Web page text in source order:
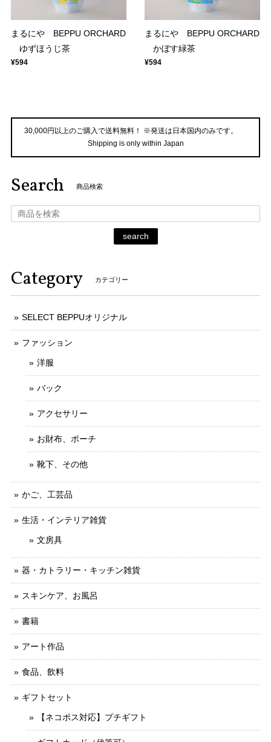
まるにや BEPPU ORCHARD
ゆずほうじ茶
¥594
まるにや BEPPU ORCHARD
かぼす緑茶
¥594
30,000円以上のご購入で送料無料！ ※発送は日本国内のみです。
Shipping is only within Japan
Search 商品検索
search
Category カテゴリー
SELECT BEPPUオリジナル
ファッション
洋服
バック
アクセサリー
お財布、ポーチ
靴下、その他
かご、工芸品
生活・インテリア雑貨
文房具
器・カトラリー・キッチン雑貨
スキンケア、お風呂
書籍
アート作品
食品、飲料
ギフトセット
【ネコポス対応】プチギフト